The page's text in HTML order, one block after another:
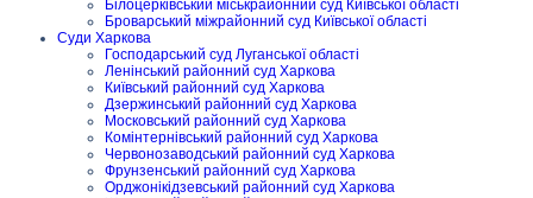
Білоцерківський міськрайонний суд Київської області
Броварський міжрайонний суд Київської області
Суди Харкова
Господарський суд Луганської області
Ленінський районний суд Харкова
Київський районний суд Харкова
Дзержинський районний суд Харкова
Московський районний суд Харкова
Комінтернівський районний суд Харкова
Червонозаводський районний суд Харкова
Фрунзенський районний суд Харкова
Орджонікідзевський районний суд Харкова